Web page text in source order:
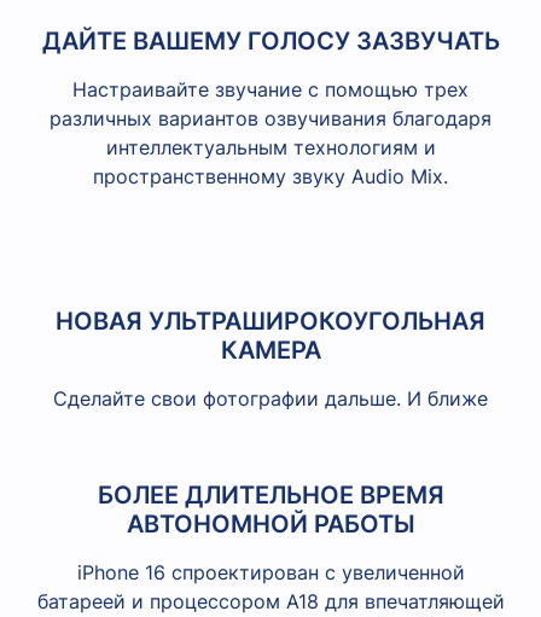
ДАЙТЕ ВАШЕМУ ГОЛОСУ ЗАЗВУЧАТЬ
Настраивайте звучание с помощью трех
различных вариантов озвучивания благодаря
интеллектуальным технологиям и
пространственному звуку Audio Mix.
НОВАЯ УЛЬТРАШИРОКОУГОЛЬНАЯ
КАМЕРА
Сделайте свои фотографии дальше. И ближе
БОЛЕЕ ДЛИТЕЛЬНОЕ ВРЕМЯ
АВТОНОМНОЙ РАБОТЫ
iPhone 16 спроектирован с увеличенной
батареей и процессором A18 для впечатляющей